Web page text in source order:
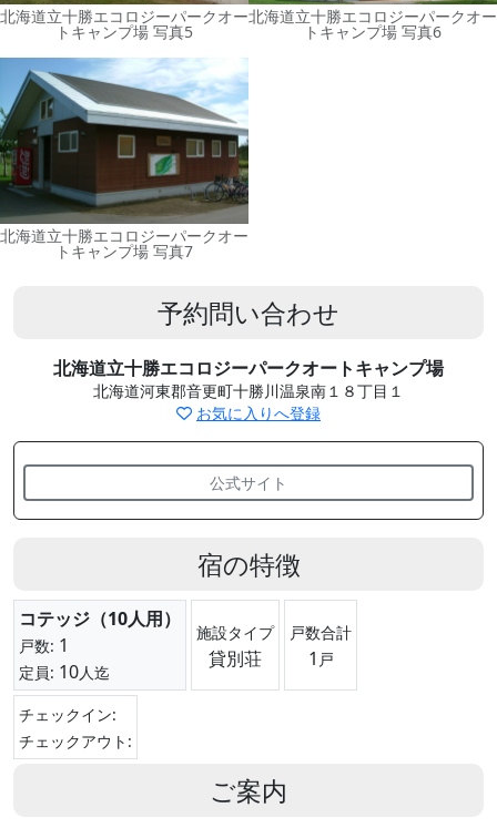
北海道立十勝エコロジーパークオー
トキャンプ場 写真5
北海道立十勝エコロジーパークオー
トキャンプ場 写真6
北海道立十勝エコロジーパークオー
トキャンプ場 写真7
予約問い合わせ
北海道立十勝エコロジーパークオートキャンプ場
北海道河東郡音更町十勝川温泉南１８丁目１
お気に入りへ登録
公式サイト
宿の特徴
コテッジ（10人用）
戸数: 1
定員: 10人迄
施設タイプ
貸別荘
戸数合計
1 戸
チェックイン:
チェックアウト:
ご案内